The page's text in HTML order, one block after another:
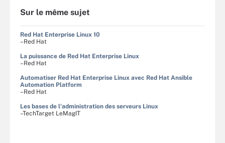
Sur le même sujet
Red Hat Enterprise Linux 10
–Red Hat
La puissance de Red Hat Enterprise Linux
–Red Hat
Automatiser Red Hat Enterprise Linux avec Red Hat Ansible
Automation Platform
–Red Hat
Les bases de l'administration des serveurs Linux
–TechTarget LeMagIT